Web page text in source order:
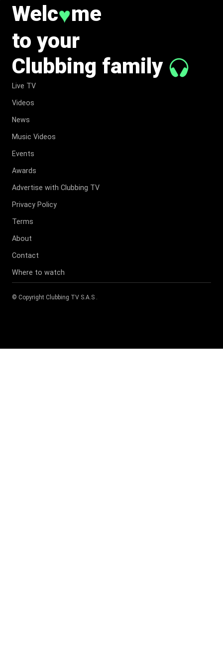
Welc♥me
to your
Clubbing family
Live TV
Videos
News
Music Videos
Events
Awards
Advertise with Clubbing TV
Privacy Policy
Terms
About
Contact
Where to watch
© Copyright Clubbing TV S.A.S .